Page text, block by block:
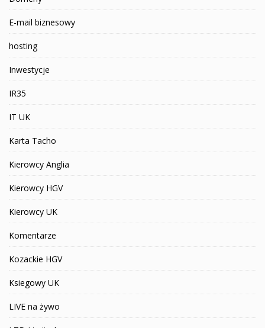
E-mail biznesowy
hosting
Inwestycje
IR35
IT UK
Karta Tacho
Kierowcy Anglia
Kierowcy HGV
Kierowcy UK
Komentarze
Kozackie HGV
Ksiegowy UK
LIVE na żywo